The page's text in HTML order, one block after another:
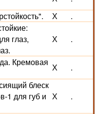
Х .
глаз,
Х .
Кремовая Х .
блеск
1 для губ и Х .